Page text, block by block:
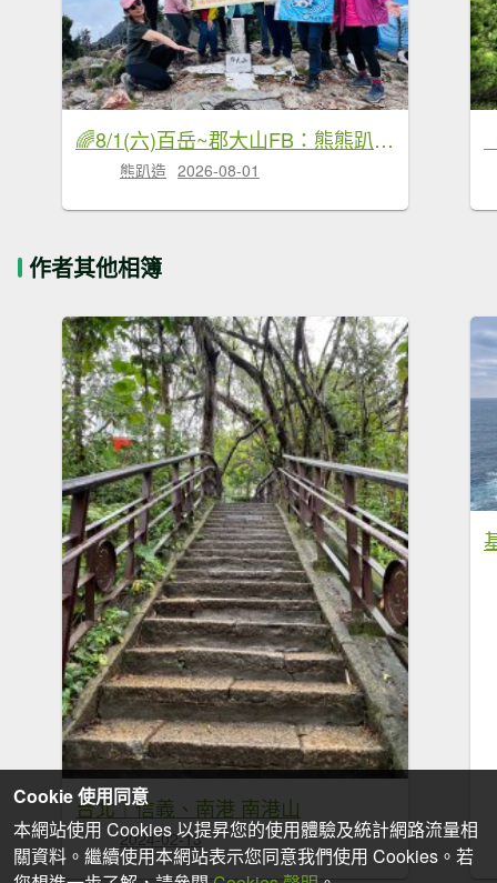
🌈8/1(六)百岳~郡大山FB：熊熊趴爬走(富裕登山社)🌈
熊趴造 2026-08-01
作者其他相簿
台北｜信義、南港 南港山
2024-02-13
Cookie 使用同意
本網站使用 Cookies 以提昇您的使用體驗及統計網路流量相
關資料。繼續使用本網站表示您同意我們使用 Cookies。若